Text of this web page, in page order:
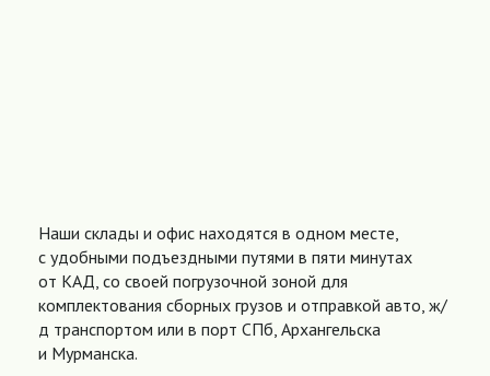
Наши склады и офис находятся в одном месте,
с удобными подъездными путями в пяти минутах
от КАД, со своей погрузочной зоной для
комплектования сборных грузов и отправкой авто, ж/
д транспортом или в порт СПб, Архангельска
и Мурманска.